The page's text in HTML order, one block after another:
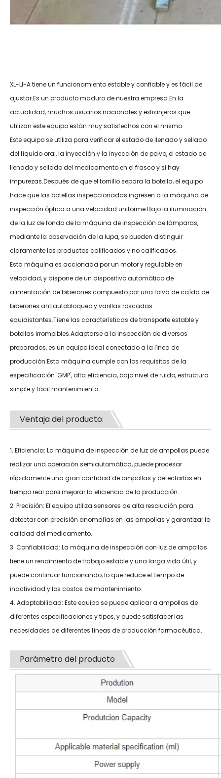
XL-LI-A tiene un funcionamiento estable y confiable y es fácil de
ajustar.Es un producto maduro de nuestra empresa.En la
actualidad, muchos usuarios nacionales y extranjeros que
utilizan este equipo están muy satisfechos con el mismo.
Este equipo se utiliza para verificar el estado de llenado y sellado
del líquido oral, la inyección y la inyección de polvo, el estado de
llenado y sellado del medicamento en el frasco y si hay
impurezas.Después de que el tornillo separa la botella, el equipo
hace que las botellas inspeccionadas ingresen a la máquina de
inspección óptica a una velocidad uniforme.Bajo la iluminación
de la luz de fondo de la máquina de inspección de lámparas,
mediante la observación de la lupa, se pueden distinguir
claramente los productos calificados y no calificados.
Esta máquina es accionada por un motor y regulable en
velocidad, y dispone de un dispositivo automático de
alimentación de biberones compuesto por una tolva de caída de
biberones antiautobloqueo y varillas roscadas
equidistantes.Tiene las características de transporte estable y
botellas irrompibles.Adaptarse a la inspección de diversos
preparados, es un equipo ideal conectado a la línea de
producción.Esta máquina cumple con los requisitos de la
especificación 'GMP', alta eficiencia, bajo nivel de ruido, estructura
simple y fácil mantenimiento.
Ventaja del producto:
1. Eficiencia: La máquina de inspección de luz de ampollas puede
realizar una operación semiautomática, puede procesar
rápidamente una gran cantidad de ampollas y detectarlas en
tiempo real para mejorar la eficiencia de la producción.
2. Precisión: El equipo utiliza sensores de alta resolución para
detectar con precisión anomalías en las ampollas y garantizar la
calidad del medicamento.
3. Confiabilidad: La máquina de inspección con luz de ampollas
tiene un rendimiento de trabajo estable y una larga vida útil, y
puede continuar funcionando, lo que reduce el tiempo de
inactividad y los costos de mantenimiento.
4. Adaptabilidad: Este equipo se puede aplicar a ampollas de
diferentes especificaciones y tipos, y puede satisfacer las
necesidades de diferentes líneas de producción farmacéutica.
Parámetro del producto